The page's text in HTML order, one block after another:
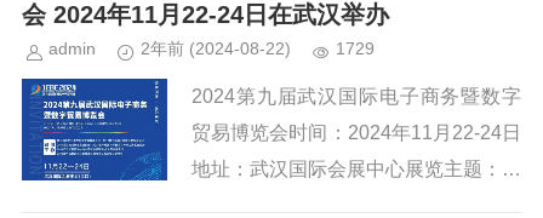
会 2024年11月22-24日在武汉举办
admin 2年前 (2024-08-22) 1729
2024第九届武汉国际电子商务暨数字
贸易博览会时间：2024年11月22-24日
地址：武汉国际会展中心展览主题：数